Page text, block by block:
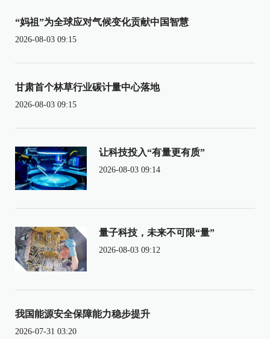
“妈祖”为全球应对气候变化贡献中国智慧
2026-08-03 09:15
甘肃首个林草行业碳计量中心落地
2026-08-03 09:15
让科技投入“有量更有质”
2026-08-03 09:14
量子科技，未来不可限“量”
2026-08-03 09:12
我国能源安全保障能力稳步提升
2026-07-31 03:20